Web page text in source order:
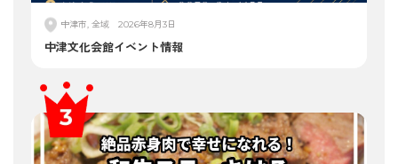
中津市, 全域 2026年8月3日
中津文化会館イベント情報